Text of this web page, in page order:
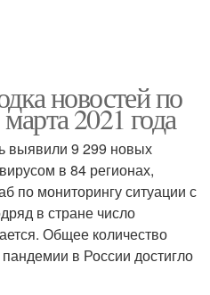
новостей по
2021 года
выявили 9 299 новых
в 84 регионах,
по мониторингу ситуации с
в стране число
Общее количество
в России достигло